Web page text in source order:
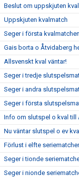
Beslut om uppskjuten
Uppskjuten kvalmatch
Seger i första kvalmatchen
Gais borta o Åtvidaberg
Allsvenskt kval väntar!
Seger i tredje
Seger i andra
Seger i första
Info om slutspel o kval till
Nu väntar slutspel o ev
Förlust i elfte
Seger i tionde
Seger i nionde